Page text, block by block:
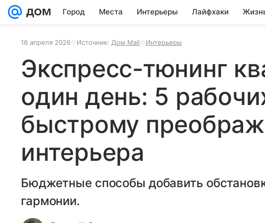
Город Места Интерьеры Лайфхаки
16 апреля 2026 Источник: Дом Mail Интерьеры
Экспресс-тюнинг
один день: 5
быстрому
интерьера
Бюджетные способы добавить
гармонии.